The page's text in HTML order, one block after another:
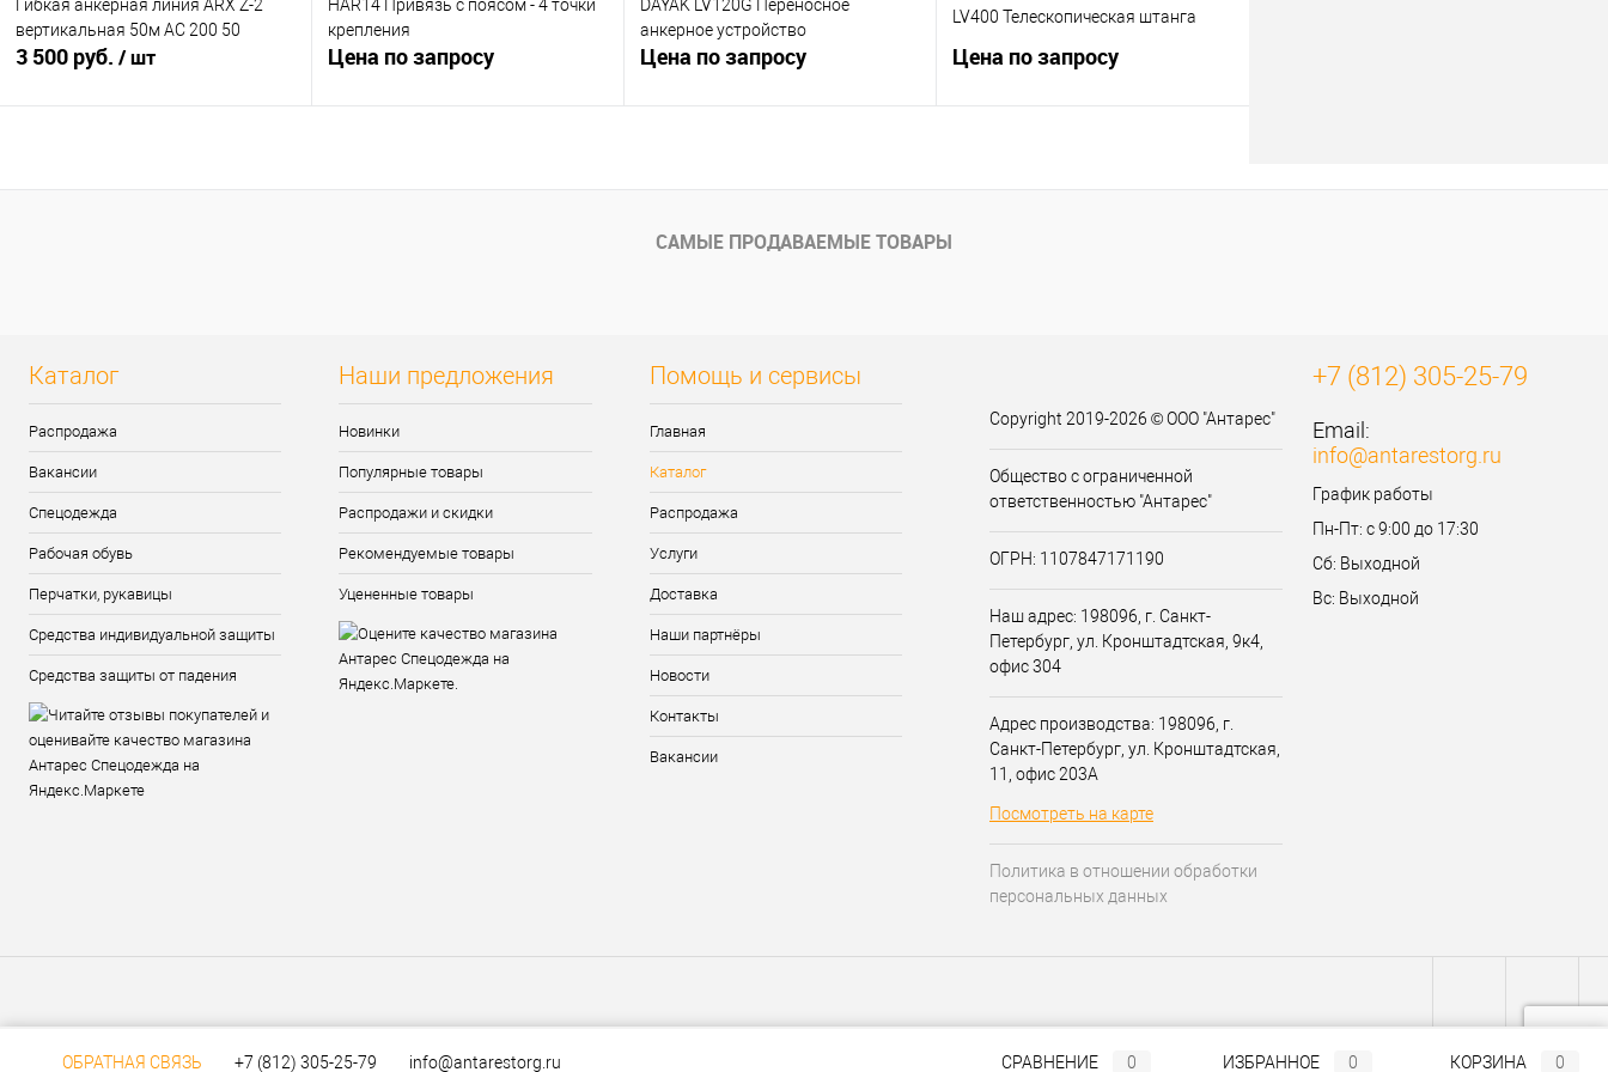
Гибкая анкерная линия ARX Z-2
вертикальная 50м AC 200 50
3 500 руб. / шт
HAR14 Привязь с поясом - 4 точки
крепления
Цена по запросу
DAYAK LV120G Переносное
анкерное устройство
Цена по запросу
В избранное Нет в наличии
LV400 Телескопическая штанга
Цена по запросу
САМЫЕ ПРОДАВАЕМЫЕ ТОВАРЫ
Каталог
Распродажа
Вакансии
Спецодежда
Рабочая обувь
Перчатки, рукавицы
Средства индивидуальной защиты
Средства защиты от падения
Наши предложения
Новинки
Популярные товары
Распродажи и скидки
Рекомендуемые товары
Уцененные товары
Помощь и сервисы
Главная
Каталог
Распродажа
Услуги
Доставка
Наши партнёры
Новости
Контакты
Вакансии
Copyright 2019-2026 © ООО "Антарес"
Общество с ограниченной
ответственностью "Антарес"
ОГРН: 1107847171190
Наш адрес: 198096, г. Санкт-
Петербург, ул. Кронштадтская, 9к4,
офис 304
Адрес производства: 198096, г.
Санкт-Петербург, ул. Кронштадтская,
11, офис 203А
Посмотреть на карте
Политика в отношении обработки
персональных данных
+7 (812) 305-25-79
Email:
info@antarestorg.ru
График работы
Пн-Пт: с 9:00 до 17:30
Сб: Выходной
Вс: Выходной
ОБРАТНАЯ СВЯЗЬ +7 (812) 305-25-79 info@antarestorg.ru СРАВНЕНИЕ 0 ИЗБРАННОЕ 0 КОРЗИНА 0